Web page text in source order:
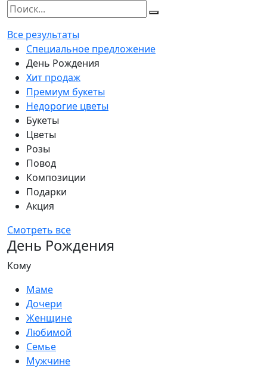
Все результаты
Специальное предложение
День Рождения
Хит продаж
Премиум букеты
Недорогие цветы
Букеты
Цветы
Розы
Повод
Композиции
Подарки
Акция
Смотреть все
День Рождения
Кому
Маме
Дочери
Женщине
Любимой
Семье
Мужчине